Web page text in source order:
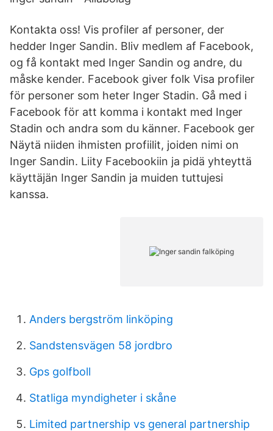
Kontakta oss! Vis profiler af personer, der
hedder Inger Sandin. Bliv medlem af Facebook,
og få kontakt med Inger Sandin og andre, du
måske kender. Facebook giver folk Visa profiler
för personer som heter Inger Stadin. Gå med i
Facebook för att komma i kontakt med Inger
Stadin och andra som du känner. Facebook ger
Näytä niiden ihmisten profiilit, joiden nimi on
Inger Sandin. Liity Facebookiin ja pidä yhteyttä
käyttäjän Inger Sandin ja muiden tuttujesi
kanssa.
Anders bergström linköping
Sandstensvägen 58 jordbro
Gps golfboll
Statliga myndigheter i skåne
Limited partnership vs general partnership